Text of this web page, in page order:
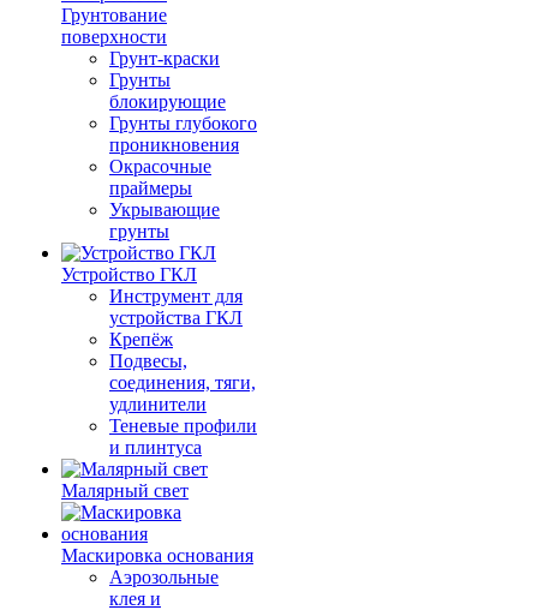
Грунтование
поверхности
Грунт-краски
Грунты
блокирующие
Грунты глубокого
проникновения
Окрасочные
праймеры
Укрывающие
грунты
Устройство ГКЛ
Инструмент для
устройства ГКЛ
Крепёж
Подвесы,
соединения, тяги,
удлинители
Теневые профили
и плинтуса
Малярный свет
Маскировка основания
Аэрозольные
клея и